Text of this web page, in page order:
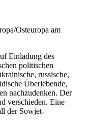
​​Osteuropa am
Einladung des
politi­schen
russische,
Überle­bende,
nachzu­denken. Der
verschieden. Eine
der Sowjet­